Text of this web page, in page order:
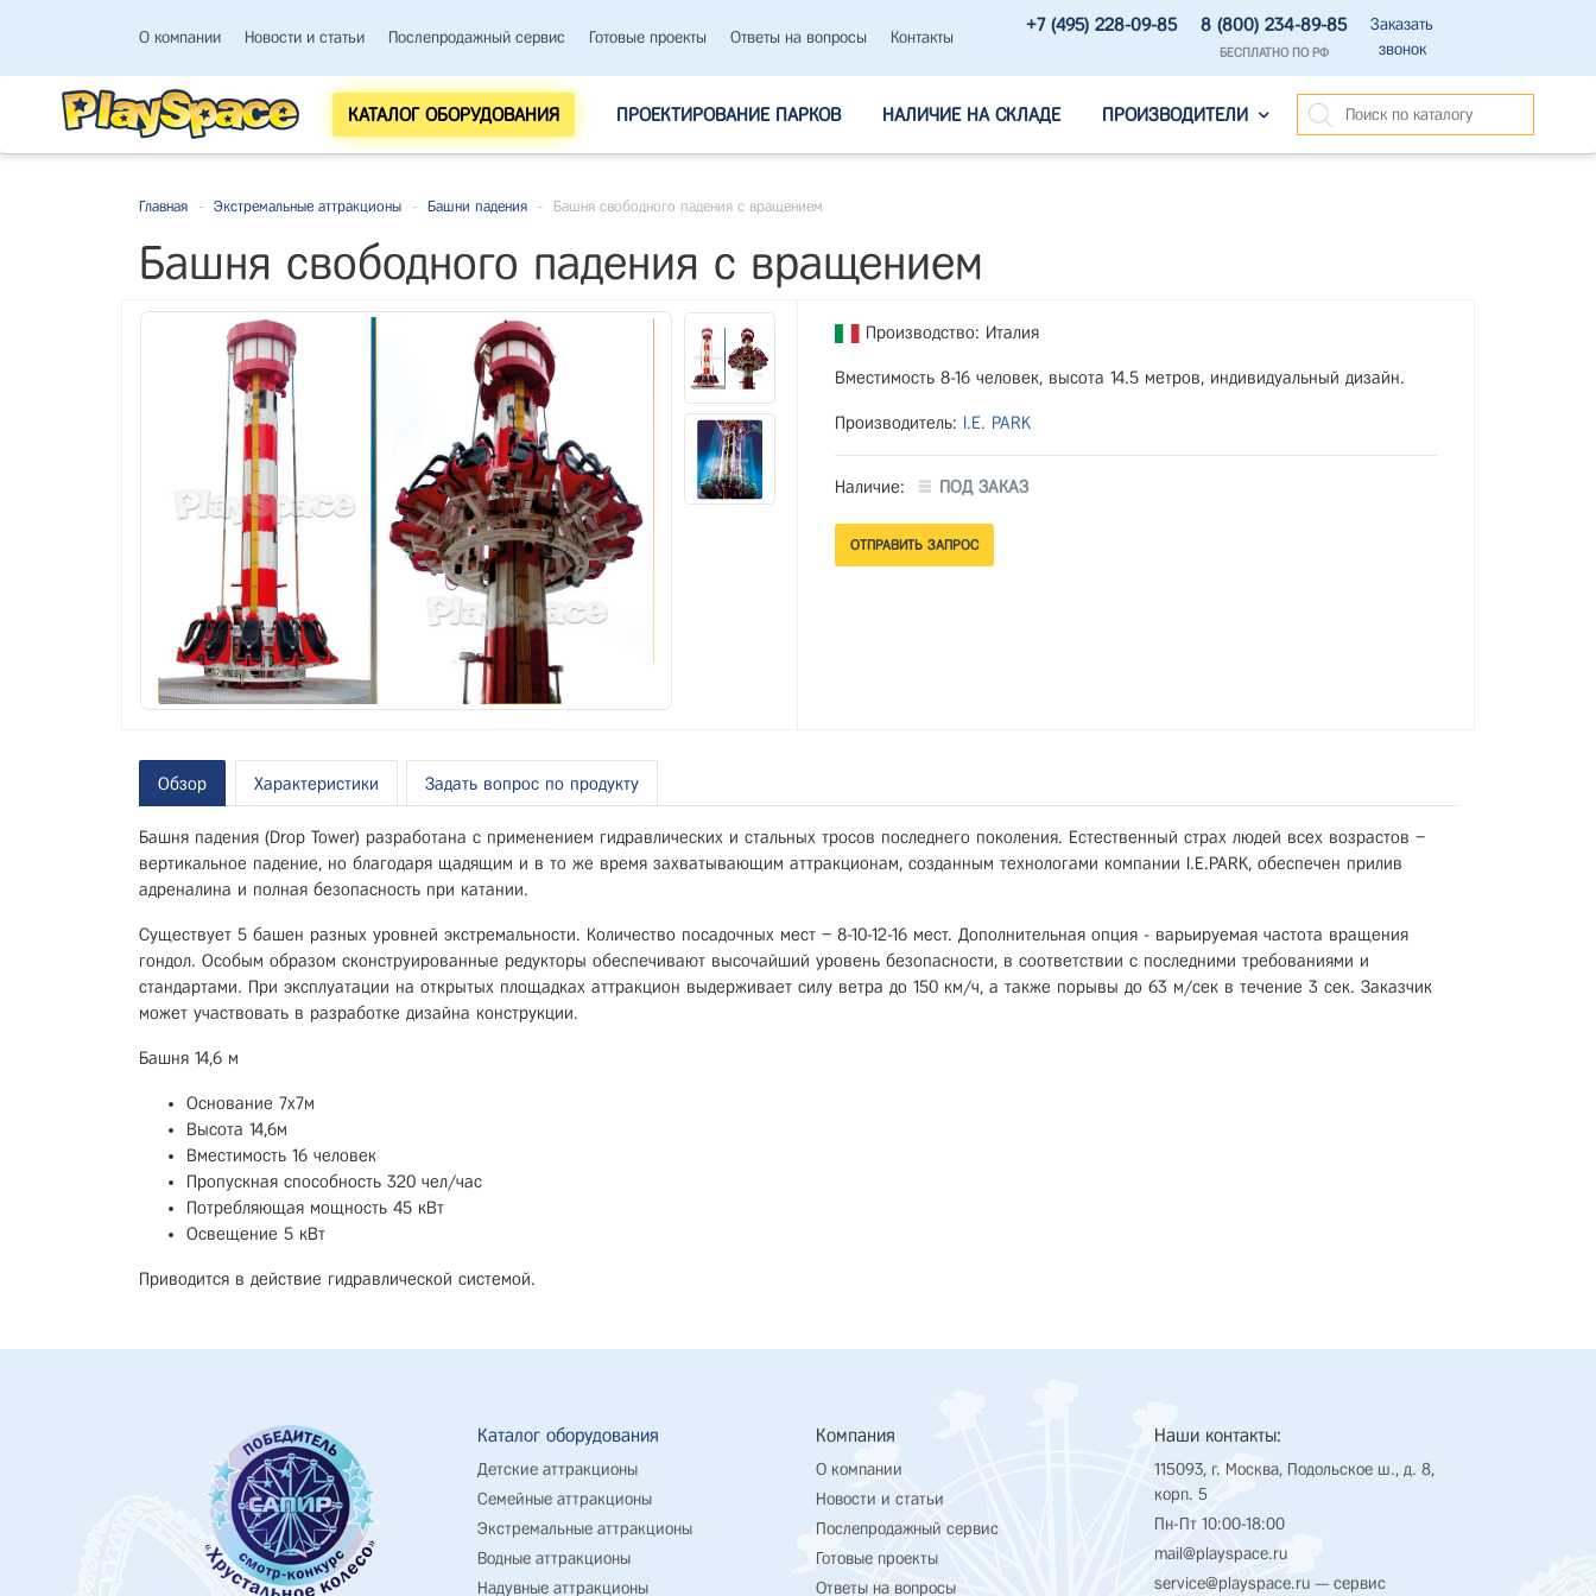
О компании Новости и статьи Послепродажный сервис Готовые проекты Ответы на вопросы Контакты
+7 (495) 228-09-85 8 (800) 234-89-85
БЕСПЛАТНО ПО РФ
Заказать
звонок
КАТАЛОГ ОБОРУДОВАНИЯ ПРОЕКТИРОВАНИЕ ПАРКОВ НАЛИЧИЕ НА СКЛАДЕ ПРОИЗВОДИТЕЛИ
Главная - Экстремальные аттракционы - Башни падения - Башня свободного падения с вращением
Башня свободного падения с вращением
Производство: Италия
Вместимость 8-16 человек, высота 14.5 метров, индивидуальный дизайн.
Производитель: I.E. PARK
Наличие: ПОД ЗАКАЗ
Обзор Характеристики Задать вопрос по продукту
Башня падения (Drop Tower) разработана с применением гидравлических и стальных тросов последнего поколения. Естественный страх людей всех возрастов –
вертикальное падение, но благодаря щадящим и в то же время захватывающим аттракционам, созданным технологами компании I.E.PARK, обеспечен прилив
адреналина и полная безопасность при катании.
Существует 5 башен разных уровней экстремальности. Количество посадочных мест – 8-10-12-16 мест. Дополнительная опция - варьируемая частота вращения
гондол. Особым образом сконструированные редукторы обеспечивают высочайший уровень безопасности, в соответствии с последними требованиями и
стандартами. При эксплуатации на открытых площадках аттракцион выдерживает силу ветра до 150 км/ч, а также порывы до 63 м/сек в течение 3 сек. Заказчик
может участвовать в разработке дизайна конструкции.
Башня 14,6 м
Основание 7х7м
Высота 14,6м
Вместимость 16 человек
Пропускная способность 320 чел/час
Потребляющая мощность 45 кВт
Освещение 5 кВт
Приводится в действие гидравлической системой.
Каталог оборудования
Детские аттракционы
Семейные аттракционы
Экстремальные аттракционы
Водные аттракционы
Надувные аттракционы
Компания
О компании
Новости и статьи
Послепродажный сервис
Готовые проекты
Ответы на вопросы
Наши контакты:
115093, г. Москва, Подольское ш., д. 8,
корп. 5
Пн-Пт 10:00-18:00
mail@playspace.ru
service@playspace.ru — сервис